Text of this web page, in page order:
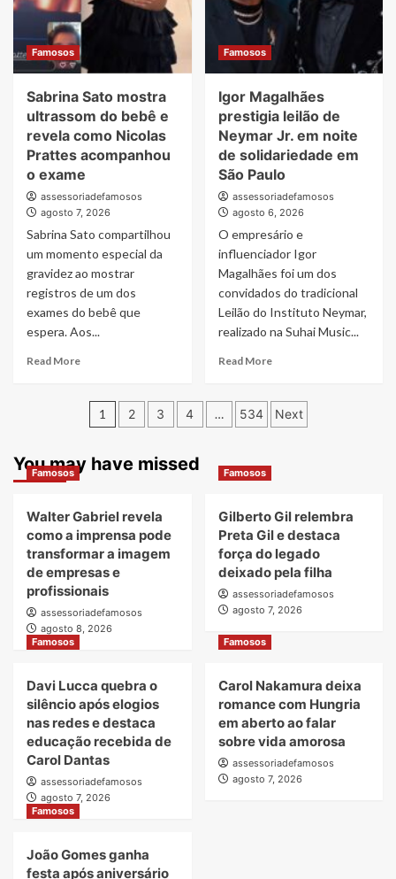
fazer
PIX:
“Vou
pedir
ajuda”
após
bebê
ganhar
2
em
um
mês
Famosos
Sabrina Sato mostra
ultrassom do bebê e
revela como Nicolas
Prattes acompanhou
o exame
assessoriadefamosos
agosto 7, 2026
Sabrina Sato compartilhou
um momento especial da
gravidez ao mostrar
registros de um dos
exames do bebê que
espera. Aos...
Read MoreRead
Sabrina
Sato
ultrassom
do
e
revela
como
Nicolas
Prattes
acompanhou
o
exame
Famosos
Igor Magalhães
prestigia leilão de
Neymar Jr. em noite
de solidariedade em
São Paulo
assessoriadefamosos
agosto 6, 2026
O empresário e
influenciador Igor
Magalhães foi um dos
convidados do tradicional
Leilão do Instituto Neymar,
realizado na Suhai Music...
Read MoreRead
Igor
Magalhães
Jr.
em
noite
de
solidariedade
em
São
Paginação
posts
1 2 3 4 … 534 Next
You may have missed
Famosos
Walter Gabriel revela
como a imprensa pode
transformar a imagem
de empresas e
profissionais
assessoriadefamosos
agosto 8, 2026
Famosos
Gilberto Gil relembra
Preta Gil e destaca
força do legado
deixado pela filha
assessoriadefamosos
agosto 7, 2026
Famosos
Davi Lucca quebra o
silêncio após elogios
nas redes e destaca
educação recebida de
Carol Dantas
assessoriadefamosos
agosto 7, 2026
Famosos
Carol Nakamura deixa
romance com Hungria
em aberto ao falar
sobre vida amorosa
assessoriadefamosos
agosto 7, 2026
Famosos
João Gomes ganha
festa após aniversário